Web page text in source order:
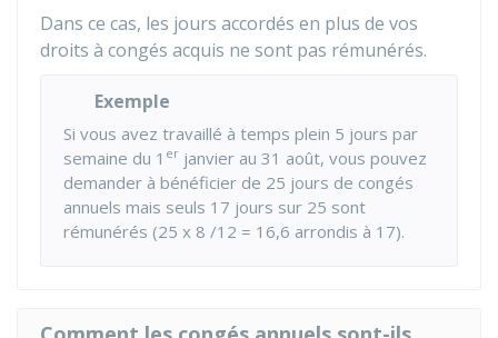
Dans ce cas, les jours accordés en plus de vos
droits à congés acquis ne sont pas rémunérés.
Exemple
Si vous avez travaillé à temps plein 5 jours par
semaine du 1 er janvier au 31 août, vous pouvez
demander à bénéficier de 25 jours de congés
annuels mais seuls 17 jours sur 25 sont
rémunérés (25 x 8 /12 = 16,6 arrondis à 17).